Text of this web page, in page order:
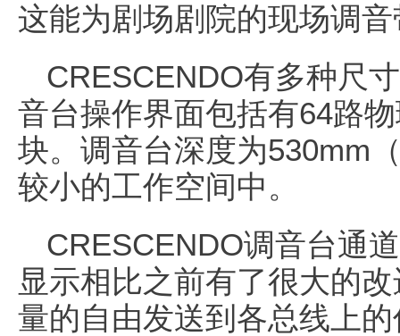
这能为剧场剧院的现场调
CRESCENDO有多种尺
音台操作界面包括有64路
块。调音台深度为530mm
较小的工作空间中。
CRESCENDO调音台通
显示相比之前有了很大的
量的自由发送到各总线上